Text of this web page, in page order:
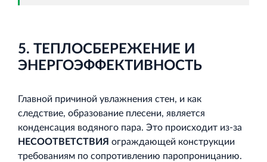
5. ТЕПЛОСБЕРЕЖЕНИЕ И
ЭНЕРГОЭФФЕКТИВНОСТЬ
Главной причиной увлажнения стен, и как
следствие, образование плесени, является
конденсация водяного пара. Это происходит из-за
НЕСООТВЕТСТВИЯ ограждающей конструкции
требованиям по сопротивлению паропроницанию.